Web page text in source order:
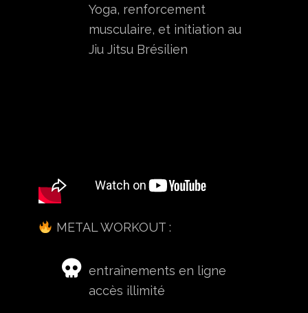
Yoga, renforcement
musculaire, et initiation au
Jiu Jitsu Brésilien
METAL WORKOUT :
entraînements en ligne
accès illimité